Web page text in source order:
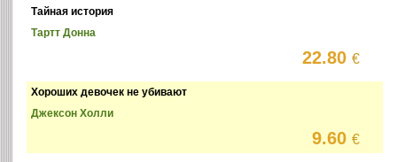
Тайная история
Тартт Донна
22.80€
Хороших девочек не убивают
Джексон Холли
9.60€